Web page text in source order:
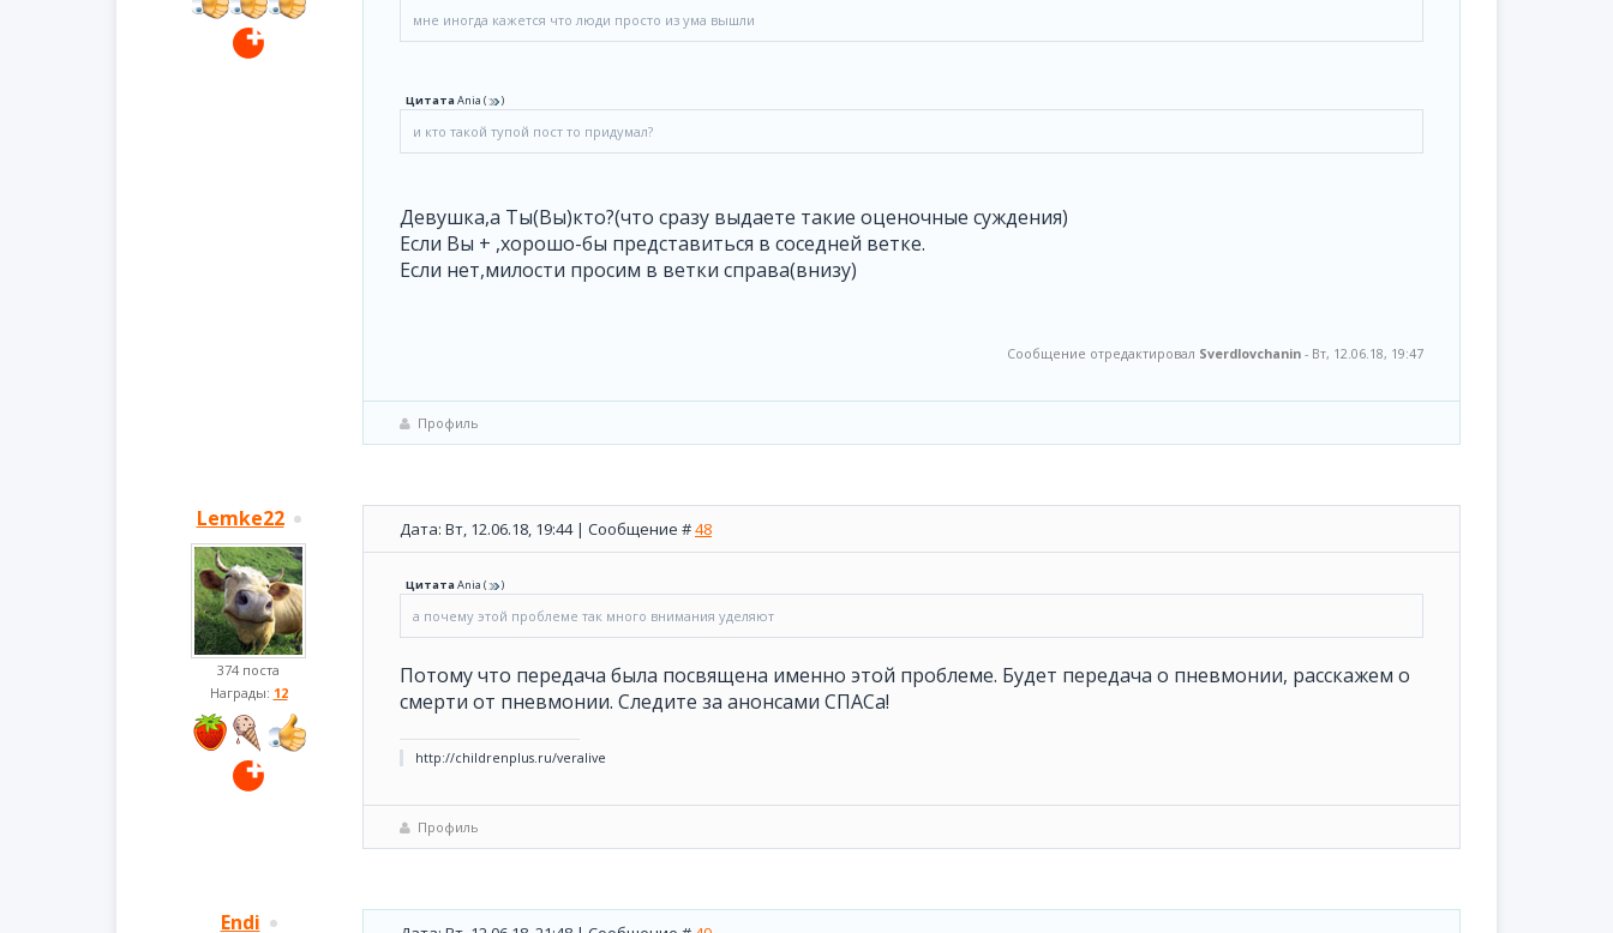
мне иногда кажется что люди просто из ума вышли
ЦитатаAnia ( )
и кто такой тупой пост то придумал?
Девушка,а Ты(Вы)кто?(что сразу выдаете такие оценочные суждения)
Если Вы + ,хорошо-бы представиться в соседней ветке.
Если нет,милости просим в ветки справа(внизу)
Сообщение отредактировал Sverdlovchanin - Вт, 12.06.18, 19:47
Профиль
Lemke22
374 поста
Награды: 12
Дата: Вт, 12.06.18, 19:44 | Сообщение #48
ЦитатаAnia ( )
а почему этой проблеме так много внимания уделяют
Потому что передача была посвящена именно этой проблеме. Будет передача о пневмонии, расскажем о
смерти от пневмонии. Следите за анонсами СПАСа!
http://childrenplus.ru/veralive
Профиль
Endi